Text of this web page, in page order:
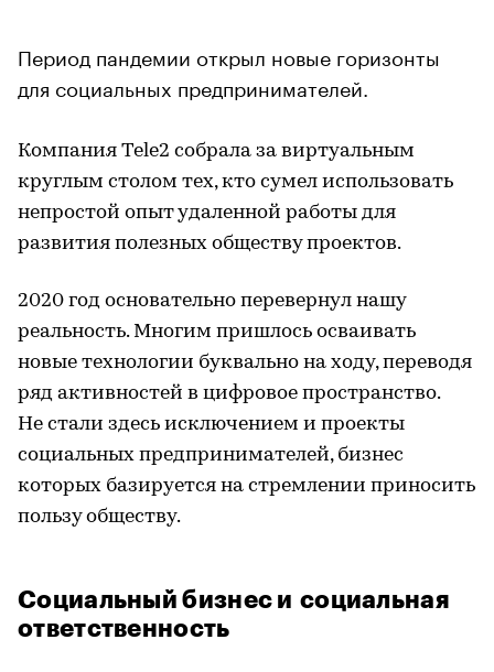
Период пандемии открыл новые горизонты
для социальных предпринимателей.
Компания Tele2 собрала за виртуальным
круглым столом тех, кто сумел использовать
непростой опыт удаленной работы для
развития полезных обществу проектов.
2020 год основательно перевернул нашу
реальность. Многим пришлось осваивать
новые технологии буквально на ходу, переводя
ряд активностей в цифровое пространство.
Не стали здесь исключением и проекты
социальных предпринимателей, бизнес
которых базируется на стремлении приносить
пользу обществу.
Социальный бизнес и социальная
ответственность